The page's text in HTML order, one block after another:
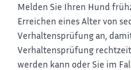
Melden Sie Ihren Hund
Erreichen eines Alter von
Verhaltensprüfung an,
Verhaltensprüfung
werden kann oder Sie im